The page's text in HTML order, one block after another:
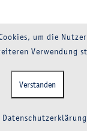
um die
Verwendung
Verstanden
Datenschutzerklärung